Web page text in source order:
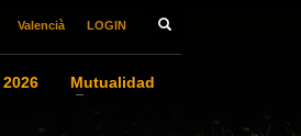
Valencià LOGIN
Mutualidad